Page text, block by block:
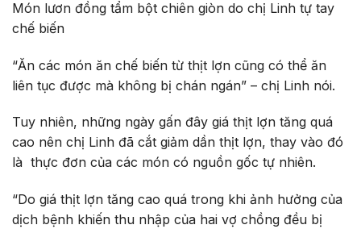
Món lươn đồng tẩm bột chiên giòn do chị Linh tự tay
chế biến
“Ăn các món ăn chế biến từ thịt lợn cũng có thể ăn
liên tục được mà không bị chán ngán” – chị Linh nói.
Tuy nhiên, những ngày gấn đây giá thịt lợn tăng quá
cao nên chị Linh đã cắt giảm dần thịt lợn, thay vào đó
là thực đơn của các món có nguồn gốc tự nhiên.
“Do giá thịt lợn tăng cao quá trong khi ảnh hưởng của
dịch bệnh khiến thu nhập của hai vợ chồng đều bị